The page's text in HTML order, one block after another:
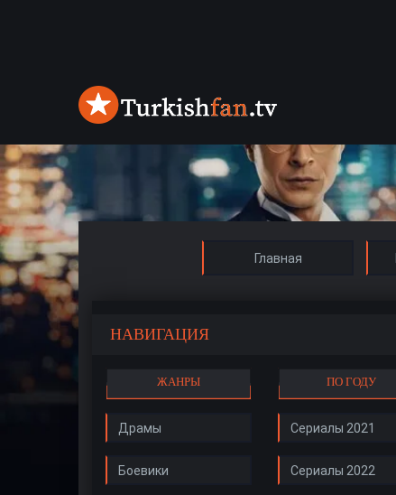
Главная
НАВИГАЦИЯ
ЖАНРЫ
Драмы
Боевики
ПО ГОДУ
Сериалы 2021
Сериалы 2022